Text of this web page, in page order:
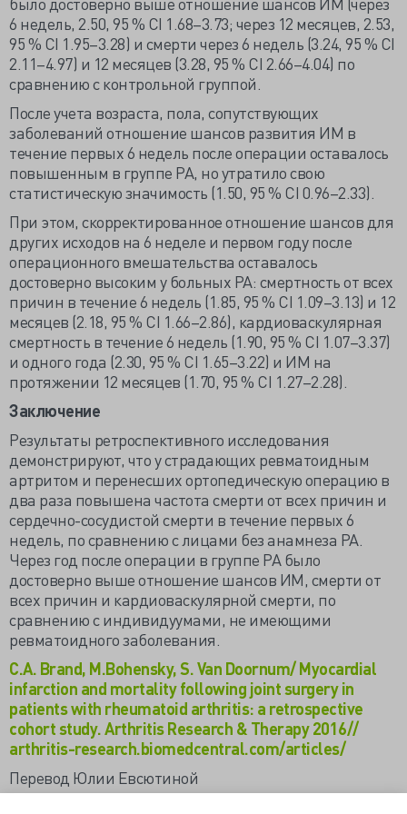
6 недель, 2.50, 95 % CI 1.68–3.73; через 12 месяцев, 2.53,
95 % CI 1.95–3.28) и смерти через 6 недель (3.24, 95 % CI
2.11–4.97) и 12 месяцев (3.28, 95 % CI 2.66–4.04) по
сравнению с контрольной группой.
После учета возраста, пола, сопутствующих
заболеваний отношение шансов развития ИМ в
течение первых 6 недель после операции оставалось
повышенным в группе РА, но утратило свою
статистическую значимость (1.50, 95 % CI 0.96–2.33).
При этом, скорректированное отношение шансов для
других исходов на 6 неделе и первом году после
операционного вмешательства оставалось
достоверно высоким у больных РА: смертность от всех
причин в течение 6 недель (1.85, 95 % CI 1.09–3.13) и 12
месяцев (2.18, 95 % CI 1.66–2.86), кардиоваскулярная
смертность в течение 6 недель (1.90, 95 % CI 1.07–3.37)
и одного года (2.30, 95 % CI 1.65–3.22) и ИМ на
протяжении 12 месяцев (1.70, 95 % CI 1.27–2.28).
Заключение
Результаты ретроспективного исследования
демонстрируют, что у страдающих ревматоидным
артритом и перенесших ортопедическую операцию в
два раза повышена частота смерти от всех причин и
сердечно-сосудистой смерти в течение первых 6
недель, по сравнению с лицами без анамнеза РА.
Через год после операции в группе РА было
достоверно выше отношение шансов ИМ, смерти от
всех причин и кардиоваскулярной смерти, по
сравнению с индивидуумами, не имеющими
ревматоидного заболевания.
C.A. Brand, M.Bohensky, S. Van Doornum/ Myocardial
infarction and mortality following joint surgery in
patients with rheumatoid arthritis: a retrospective
cohort study. Arthritis Research & Therapy 2016//
arthritis-research.biomedcentral.com/articles/
Перевод Юлии Евсютиной